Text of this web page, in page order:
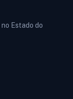
Estado do